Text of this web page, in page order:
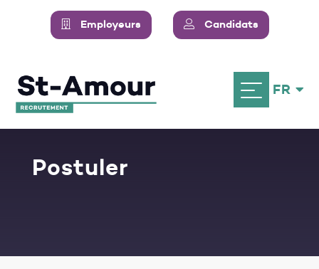
Employeurs Candidats
FR
Postuler